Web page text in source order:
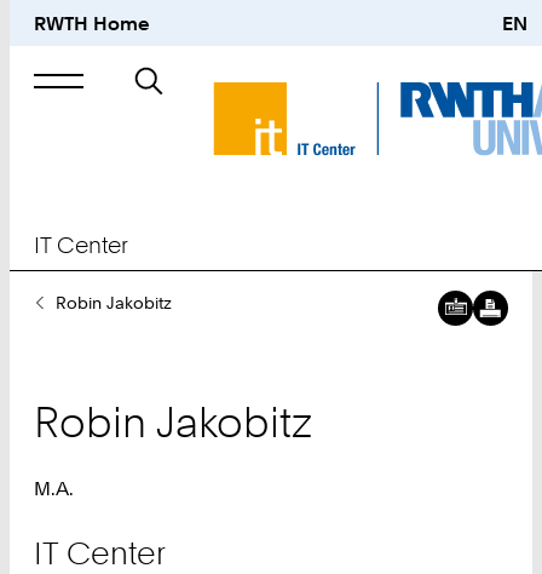
RWTH Home EN
Suche
nach
IT Center
SieRobin Jakobitz
Robin Jakobitz
M.A.
IT Center